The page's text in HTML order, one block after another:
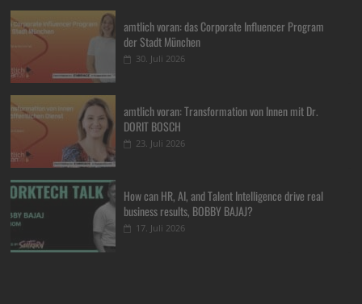
amtlich voran: das Corporate Influencer Program
der Stadt München
30. Juli 2026
amtlich voran: Transformation von Innen mit Dr.
DORIT BOSCH
23. Juli 2026
How can HR, AI, and Talent Intelligence drive real
business results, BOBBY BAJAJ?
17. Juli 2026